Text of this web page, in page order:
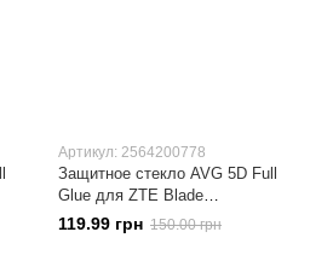
Артикул: 2564200778
Защитное стекло AVG 5D Full
Glue для ZTE Blade
A34 полноэкранное черное
119.99 грн 150.00 грн